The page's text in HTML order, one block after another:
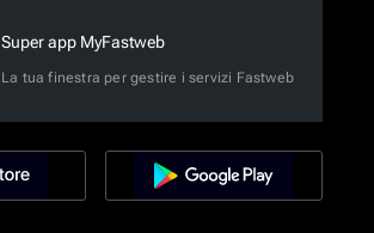
Super app MyFastweb
La tua finestra per gestire i servizi Fastweb